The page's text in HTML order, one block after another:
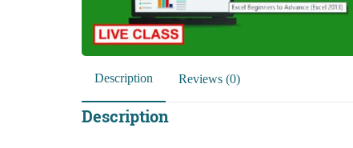
Description Reviews (0)
Description